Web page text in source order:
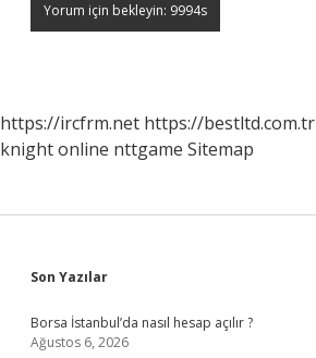
https://ircfrm.net https://bestltd.com.tr
knight online nttgame Sitemap
Sidebar
Son Yazılar
Borsa İstanbul’da nasıl hesap açılır ?
Ağustos 6, 2026